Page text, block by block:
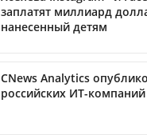
заплатят миллиард
нанесенный детям
CNews Analytics
российских ИТ-компаний